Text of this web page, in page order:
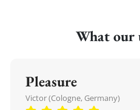
What our
Pleasure
Victor (Cologne, Germany)